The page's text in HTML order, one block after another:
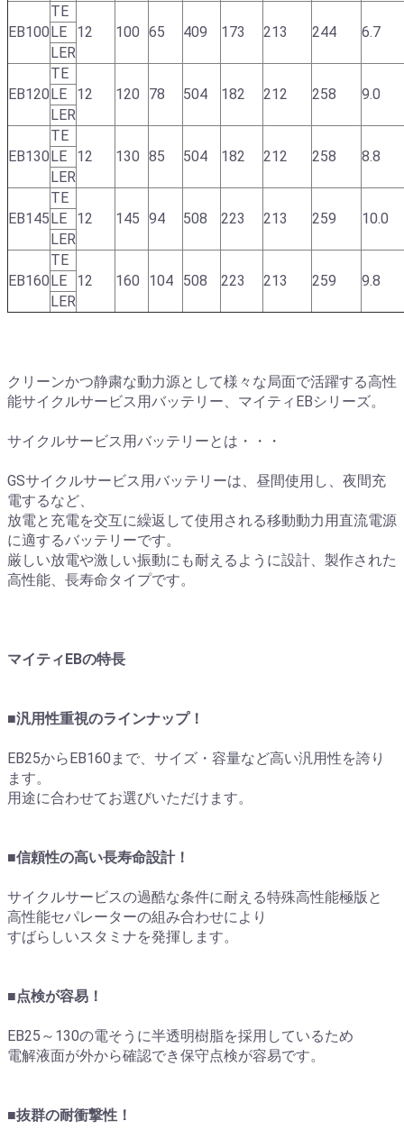
EB100
TE
12
100 65 409 173 213 244 6.7
LE
LER
EB120
TE
12
120 78 504 182 212 258 9.0
LE
LER
EB130
TE
12
130 85 504 182 212 258 8.8
LE
LER
EB145
TE
12
145 94 508 223 213 259 10.0
LE
LER
EB160
TE
12
160 104 508 223 213 259 9.8
LE
LER
クリーンかつ静粛な動力源として様々な局面で活躍する高性
能サイクルサービス用バッテリー、マイティEBシリーズ。
サイクルサービス用バッテリーとは・・・
GSサイクルサービス用バッテリーは、昼間使用し、夜間充
電するなど、
放電と充電を交互に繰返して使用される移動動力用直流電源
に適するバッテリーです。
厳しい放電や激しい振動にも耐えるように設計、製作された
高性能、長寿命タイプです。
マイティEBの特長
■汎用性重視のラインナップ！
EB25からEB160まで、サイズ・容量など高い汎用性を誇り
ます。
用途に合わせてお選びいただけます。
■信頼性の高い長寿命設計！
サイクルサービスの過酷な条件に耐える特殊高性能極版と
高性能セパレーターの組み合わせにより
すばらしいスタミナを発揮します。
■点検が容易！
EB25～130の電そうに半透明樹脂を採用しているため
電解液面が外から確認でき保守点検が容易です。
■抜群の耐衝撃性！